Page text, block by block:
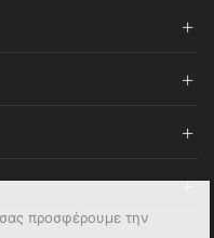
προσφέρουμε την